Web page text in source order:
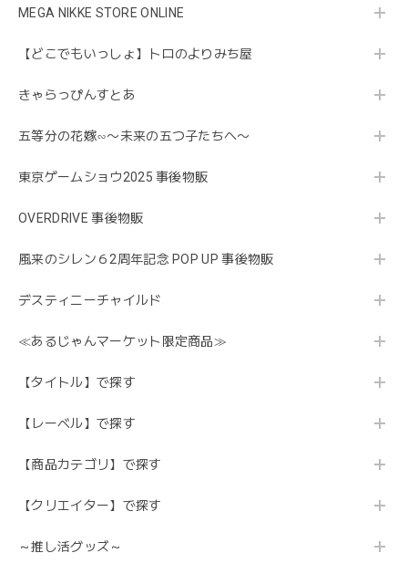
MEGA NIKKE STORE ONLINE
【どこでもいっしょ】トロのよりみち屋
きゃらっぴんすとあ
五等分の花嫁∽〜未来の五つ子たちへ〜
東京ゲームショウ2025 事後物販
OVERDRIVE 事後物販
風来のシレン６2周年記念 POP UP 事後物販
デスティニーチャイルド
≪あるじゃんマーケット限定商品≫
【タイトル】で探す
【レーベル】で探す
【商品カテゴリ】で探す
【クリエイター】で探す
～推し活グッズ～